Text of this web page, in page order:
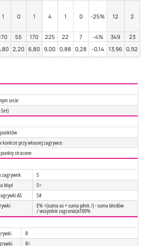
1 0 1 4 1 0 -25% 12 2
55 170 225 22 7 -4% 349 23
2,20 6,80 9,00 0,88 0,28 -0,14 13,96 0,92
secie
Set)
kontrze przy własnej zagrywce
stracone
zagrywek
S
błąd
S=
AS
S#
E% =(suma as + suma piłek /) - suma błedów
/ wszystkie zagrania)x100%
R
R=